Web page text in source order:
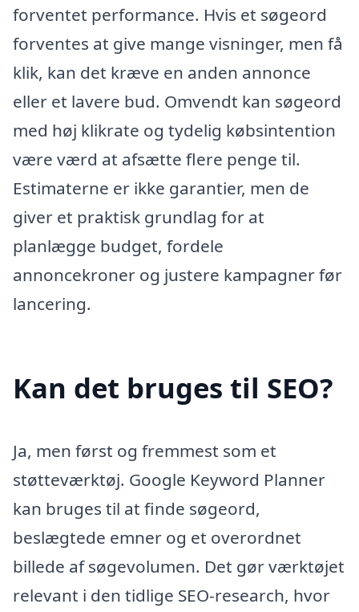
forventet performance. Hvis et søgeord
forventes at give mange visninger, men få
klik, kan det kræve en anden annonce
eller et lavere bud. Omvendt kan søgeord
med høj klikrate og tydelig købsintention
være værd at afsætte flere penge til.
Estimaterne er ikke garantier, men de
giver et praktisk grundlag for at
planlægge budget, fordele
annoncekroner og justere kampagner før
lancering.
Kan det bruges til SEO?
Ja, men først og fremmest som et
støtteværktøj. Google Keyword Planner
kan bruges til at finde søgeord,
beslægtede emner og et overordnet
billede af søgevolumen. Det gør værktøjet
relevant i den tidlige SEO-research, hvor